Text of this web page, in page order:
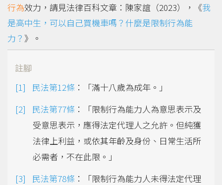
行為效力，請見法律百科文章：陳家誼（2023），《我
是高中生，可以自己買機車嗎？什麼是限制行為能
力？ 》。
註腳
民法第12條 ：「滿十八歲為成年。」
民法第77條 ：「限制行為能力人為意思表示及
受意思表示，應得法定代理人之允許。但純獲
法律上利益，或依其年齡及身份、日常生活所
必需者，不在此限。」
民法第78條 ：「限制行為能力人未得法定代理